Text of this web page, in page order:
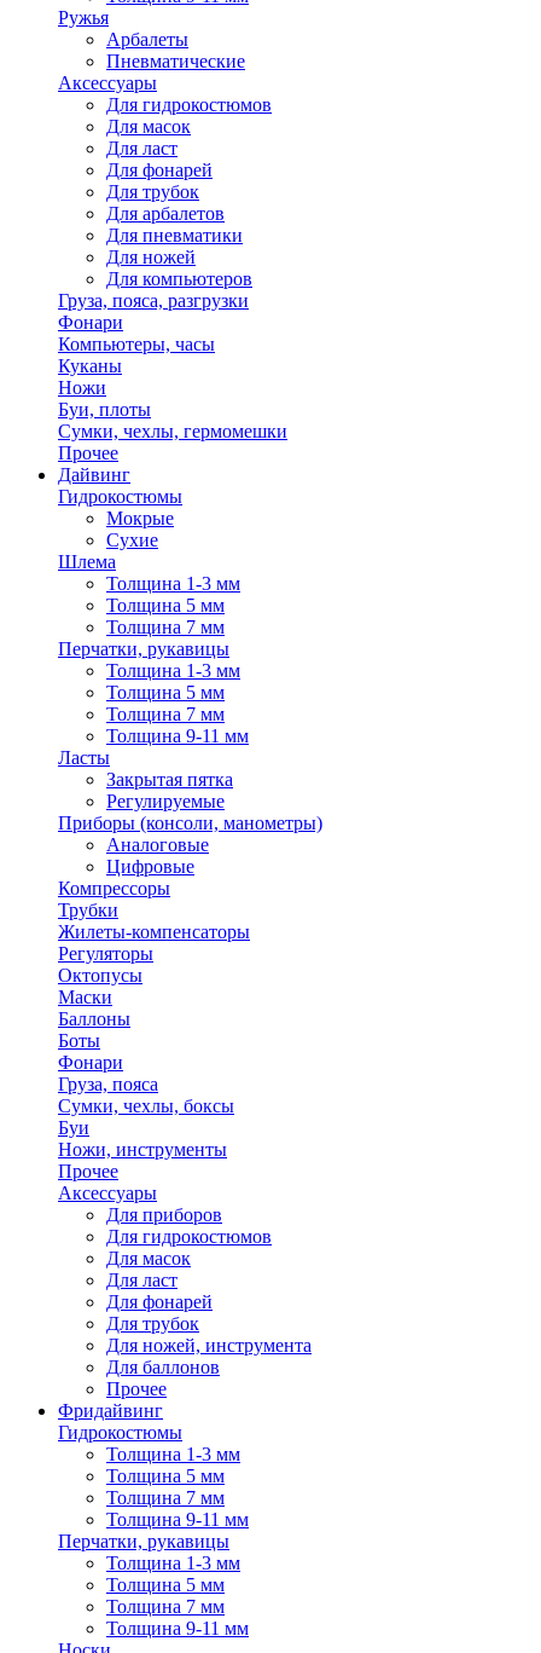
Ружья
Арбалеты
Пневматические
Аксессуары
Для гидрокостюмов
Для масок
Для ласт
Для фонарей
Для трубок
Для арбалетов
Для пневматики
Для ножей
Для компьютеров
Груза, пояса, разгрузки
Фонари
Компьютеры, часы
Куканы
Ножи
Буи, плоты
Сумки, чехлы, гермомешки
Прочее
Дайвинг
Гидрокостюмы
Мокрые
Сухие
Шлема
Толщина 1-3 мм
Толщина 5 мм
Толщина 7 мм
Перчатки, рукавицы
Толщина 1-3 мм
Толщина 5 мм
Толщина 7 мм
Толщина 9-11 мм
Ласты
Закрытая пятка
Регулируемые
Приборы (консоли, манометры)
Аналоговые
Цифровые
Компрессоры
Трубки
Жилеты-компенсаторы
Регуляторы
Октопусы
Маски
Баллоны
Боты
Фонари
Груза, пояса
Сумки, чехлы, боксы
Буи
Ножи, инструменты
Прочее
Аксессуары
Для приборов
Для гидрокостюмов
Для масок
Для ласт
Для фонарей
Для трубок
Для ножей, инструмента
Для баллонов
Прочее
Фридайвинг
Гидрокостюмы
Толщина 1-3 мм
Толщина 5 мм
Толщина 7 мм
Толщина 9-11 мм
Перчатки, рукавицы
Толщина 1-3 мм
Толщина 5 мм
Толщина 7 мм
Толщина 9-11 мм